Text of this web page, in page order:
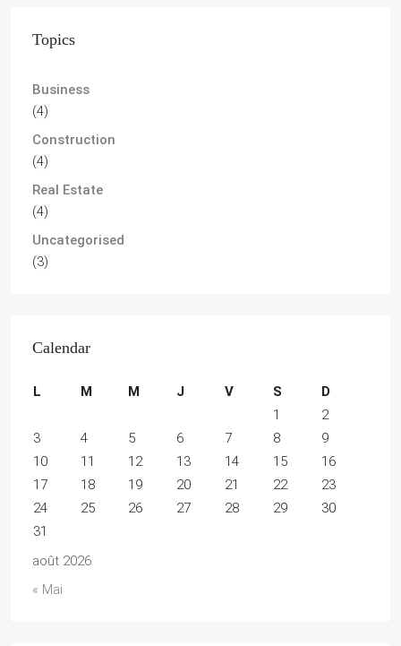
Topics
Business
(4)
Construction
(4)
Real Estate
(4)
Uncategorised
(3)
Calendar
août 2026
L M M J V S
D
1
2
3
4 5 6 7 8
9
10
11 12 13 14 15
16
17
18 19 20 21 22
23
24
25 26 27 28 29
30
31
« Mai